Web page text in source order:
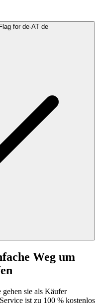
de
Weg um
gehen sie als Käufer
ist zu 100 % kostenlos